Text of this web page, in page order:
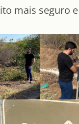
mais seguro